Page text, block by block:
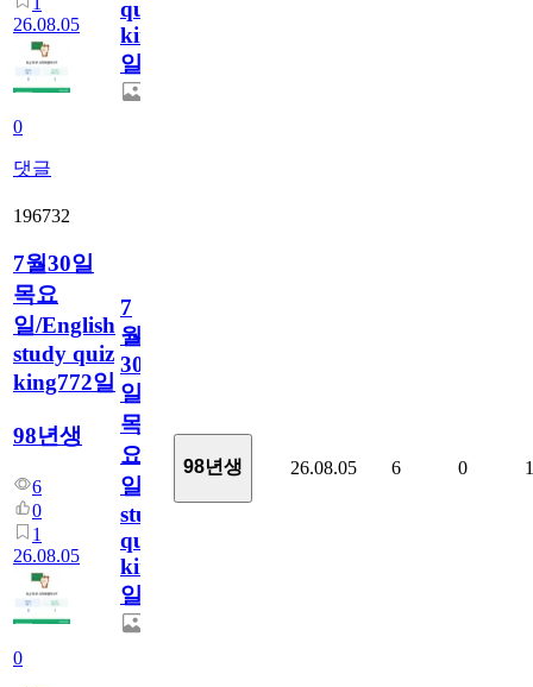
26.08.05
0
댓글
quiz
king773
일
196732
7월30일
목요
일/English
study quiz
king772일
98년생
6
0
1
26.08.05
0
7
월
30
일
목
요
일/English
study
quiz
king772
일
98년생 26.08.05 6 0 1